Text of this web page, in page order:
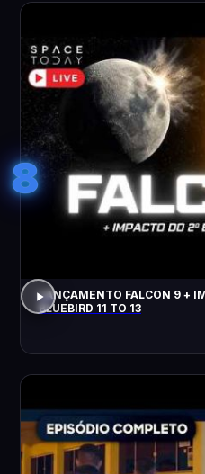
8
LANÇAMENTO FALCON 9 + IMPACTO NA LUA!!!! | MISSÃO
BLUEBIRD 11 TO 13